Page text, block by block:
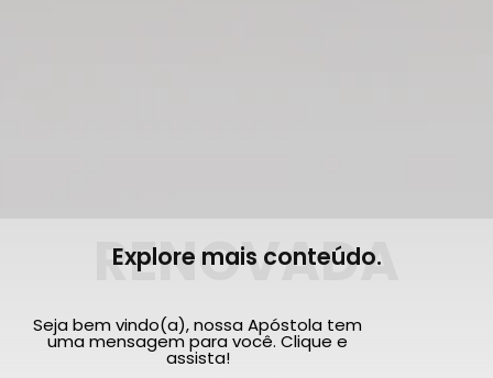
RENOVADA
Explore mais conteúdo.
Seja bem vindo(a), nossa Apóstola tem
uma mensagem para você. Clique e
assista!